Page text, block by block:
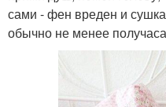
сами - фен вреден и
обычно не менее